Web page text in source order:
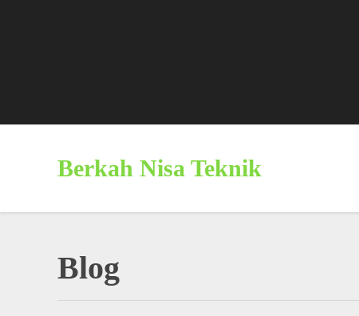
Berkah Nisa Teknik
Blog